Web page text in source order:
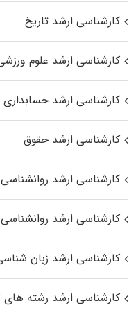
کارشناسی ارشد تاریخ
کارشناسی ارشد علوم
کارشناسی ارشد حسابداری
کارشناسی ارشد حقوق
کارشناسی ارشد روانشناسی
کارشناسی ارشد روانشناسی ۲
کارشناسی ارشد زبان
کارشناسی ارشد رﺷﺘﻪ